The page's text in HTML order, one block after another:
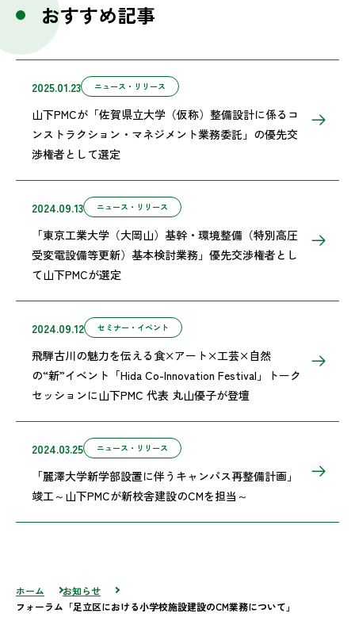
おすすめ記事
2025.01.23 ニュース・リリース
山下PMCが「佐賀県立大学（仮称）整備設計に係るコ
ンストラクション・マネジメント業務委託」の優先交
渉権者として選定
2024.09.13 ニュース・リリース
「東京工業大学（大岡山）基幹・環境整備（特別高圧
受変電設備等更新）基本検討業務」優先交渉権者とし
て山下PMCが選定
2024.09.12 セミナー・イベント
飛騨古川の魅力を伝える食×アート×工芸×自然
の“新”イベント「Hida Co-Innovation Festival」トーク
セッションに山下PMC 代表 丸山優子が登壇
2024.03.25 ニュース・リリース
「麗澤大学新学部設置に伴うキャンパス再整備計画」
竣工～山下PMCが新校舎建設のCMを担当～
ホーム
お知らせ
フォーラム「足立区における小学校施設建設のCM業務について」